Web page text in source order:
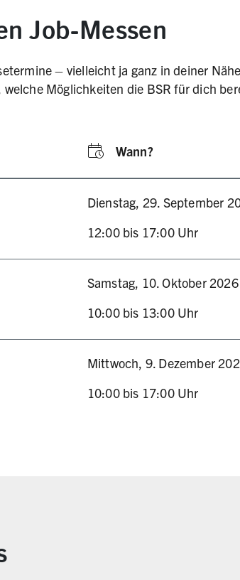
Job-Messen
– vielleicht ja ganz in deiner
Möglichkeiten die BSR für dich
Wann?
Tab)
Dienstag, 29. September
12:00 bis 17:00 Uhr
Tab)
Samstag, 10. Oktober 2026
10:00 bis 13:00 Uhr
Tab)
Mittwoch, 9. Dezember
10:00 bis 17:00 Uhr